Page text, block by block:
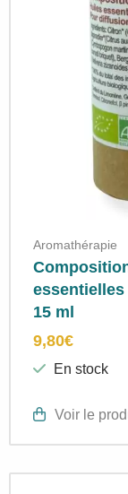
Aromathérapie
15 ml
9,80€
En stock
Voir le